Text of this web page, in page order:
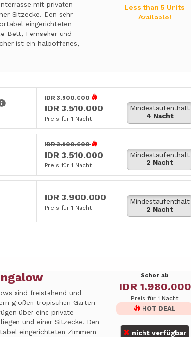
mit privaten
Sitzecke. Den sehr
eingerichteten
Bett, Fernseher und
ist ein halboffenes,
Less than 5 Units
Available!
IDR 3.900.000
IDR 3.510.000
Preis für 1 Nacht
Mindestaufenthalt
4 Nacht
IDR 3.900.000
IDR 3.510.000
Preis für 1 Nacht
Mindestaufenthalt
2 Nacht
IDR 3.900.000
Preis für 1 Nacht
Mindestaufenthalt
2 Nacht
sind freistehend und
großen tropischen Garten
über eine private
und einer Sitzecke. Den
eingerichteten Zimmern
Schon ab
IDR 1.980.000
Preis für 1 Nacht
HOT DEAL
nicht verfügbar